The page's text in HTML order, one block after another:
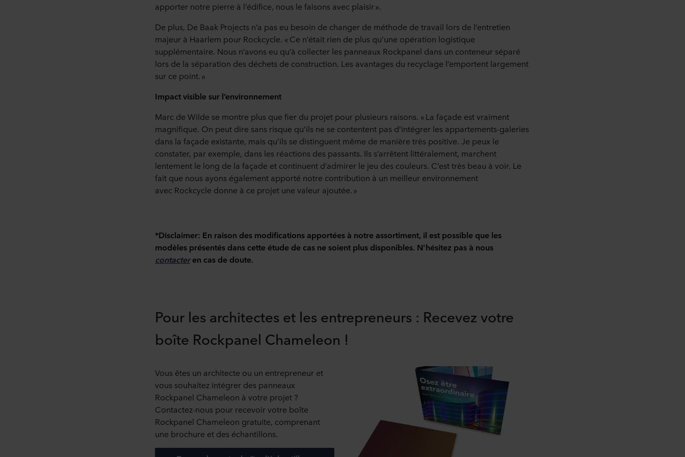
apporter notre pierre à l’édifice, nous le faisons avec plaisir ».
De plus, De Baak Projects n’a pas eu besoin de changer de méthode de travail lors de l’entretien
majeur à Haarlem pour Rockcycle. « Ce n’était rien de plus qu’une opération logistique
supplémentaire. Nous n’avons eu qu’à collecter les panneaux Rockpanel dans un conteneur séparé
lors de la séparation des déchets de construction. Les avantages du recyclage l’emportent largement
sur ce point. »
Impact visible sur l’environnement
Marc de Wilde se montre plus que fier du projet pour plusieurs raisons. « La façade est vraiment
magnifique. On peut dire sans risque qu’ils ne se contentent pas d’intégrer les appartements-galeries
dans la façade existante, mais qu’ils se distinguent même de manière très positive. Je peux le
constater, par exemple, dans les réactions des passants. Ils s’arrêtent littéralement, marchent
lentement le long de la façade et continuent d’admirer le jeu des couleurs. C’est très beau à voir. Le
fait que nous ayons également apporté notre contribution à un meilleur environnement
avec Rockcycle donne à ce projet une valeur ajoutée. »
*Disclaimer: En raison des modifications apportées à notre assortiment, il est possible que les
modèles présentés dans cette étude de cas ne soient plus disponibles. N'hésitez pas à nous
contacteren cas de doute.
Pour les architectes et les entrepreneurs : Recevez votre
boîte Rockpanel Chameleon !
Vous êtes un architecte ou un entrepreneur et
vous souhaitez intégrer des panneaux
Rockpanel Chameleon à votre projet ?
Contactez-nous pour recevoir votre boîte
Rockpanel Chameleon gratuite, comprenant
une brochure et des échantillons.